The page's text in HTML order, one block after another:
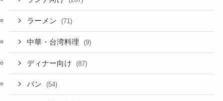
ラーメン (71)
中華・台湾料理 (9)
ディナー向け (87)
パン (54)